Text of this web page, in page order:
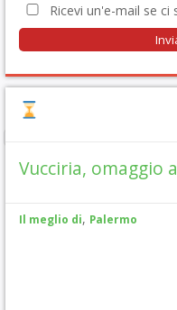
Ricevi un'e-mail se
Vucciria, omaggio
Il meglio di, Palermo